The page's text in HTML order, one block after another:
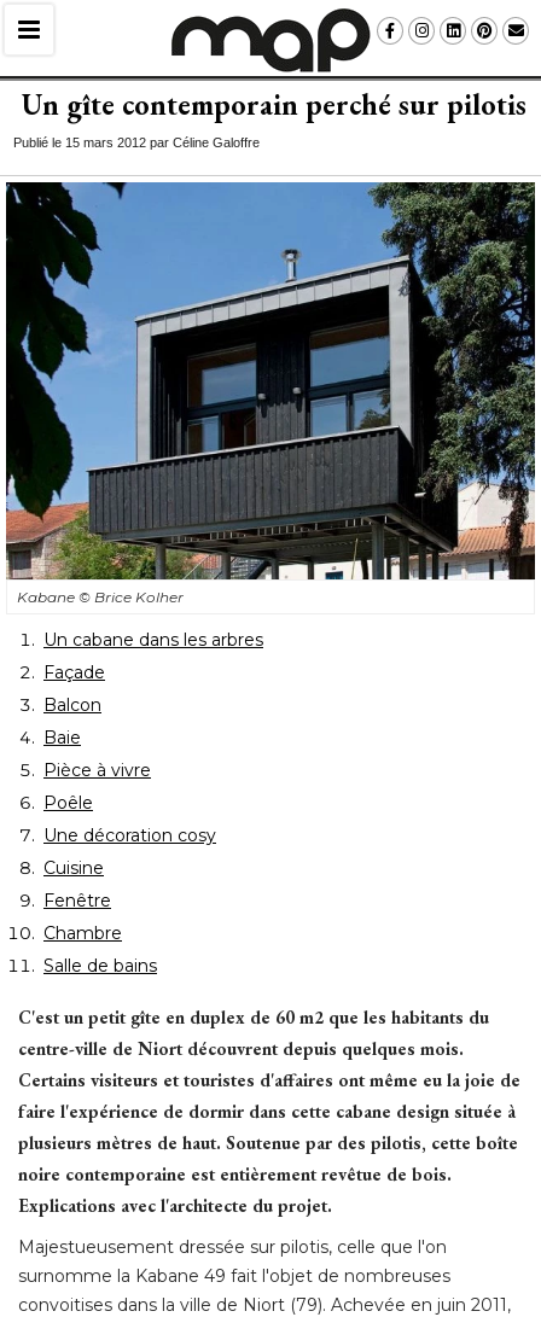
Un gîte contemporain perché sur pilotis
Publié le 15 mars 2012 par Céline Galoffre
Kabane © Brice Kolher
Un cabane dans les arbres
Façade
Balcon
Baie
Pièce à vivre
Poêle
Une décoration cosy
Cuisine
Fenêtre
Chambre
Salle de bains
C'est un petit gîte en duplex de 60 m2 que les habitants du
centre-ville de Niort découvrent depuis quelques mois.
Certains visiteurs et touristes d'affaires ont même eu la joie de
faire l'expérience de dormir dans cette cabane design située à
plusieurs mètres de haut. Soutenue par des pilotis, cette boîte
noire contemporaine est entièrement revêtue de bois.
Explications avec l'architecte du projet.
Majestueusement dressée sur pilotis, celle que l'on
surnomme la Kabane 49 fait l'objet de nombreuses
convoitises dans la ville de Niort (79). Achevée en juin 2011,